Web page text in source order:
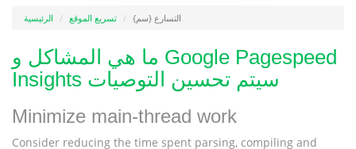
الرئيسية تسريع الموقع التسارع {سم}
ما هي المشاكل و Google Pagespeed
Insights سيتم تحسين التوصيات
Minimize main-thread work
Consider reducing the time spent parsing, compiling and